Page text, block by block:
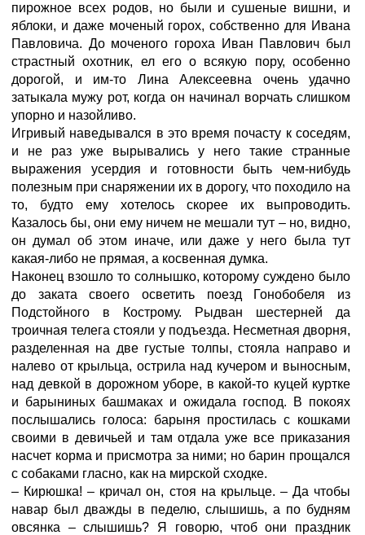
пирожное всех родов, но были и сушеные вишни, и
яблоки, и даже моченый горох, собственно для Ивана
Павловича. До моченого гороха Иван Павлович был
страстный охотник, ел его о всякую пору, особенно
дорогой, и им-то Лина Алексеевна очень удачно
затыкала мужу рот, когда он начинал ворчать слишком
упорно и назойливо.
Игривый наведывался в это время почасту к соседям,
и не раз уже вырывались у него такие странные
выражения усердия и готовности быть чем-нибудь
полезным при снаряжении их в дорогу, что походило на
то, будто ему хотелось скорее их выпроводить.
Казалось бы, они ему ничем не мешали тут – но, видно,
он думал об этом иначе, или даже у него была тут
какая-либо не прямая, а косвенная думка.
Наконец взошло то солнышко, которому суждено было
до заката своего осветить поезд Гонобобеля из
Подстойного в Кострому. Рыдван шестерней да
троичная телега стояли у подъезда. Несметная дворня,
разделенная на две густые толпы, стояла направо и
налево от крыльца, острила над кучером и выносным,
над девкой в дорожном уборе, в какой-то куцей куртке
и барыниных башмаках и ожидала господ. В покоях
послышались голоса: барыня простилась с кошками
своими в девичьей и там отдала уже все приказания
насчет корма и присмотра за ними; но барин прощался
с собаками гласно, как на мирской сходке.
– Кирюшка! – кричал он, стоя на крыльце. – Да чтобы
навар был дважды в педелю, слышишь, а по будням
овсянка – слышишь? Я говорю, чтоб они праздник